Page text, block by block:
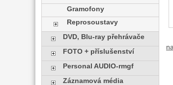
Gramofony
Reprosoustavy
DVD, Blu-ray přehrávače
FOTO + příslušenství
Personal AUDIO-rmgf
Záznamová média